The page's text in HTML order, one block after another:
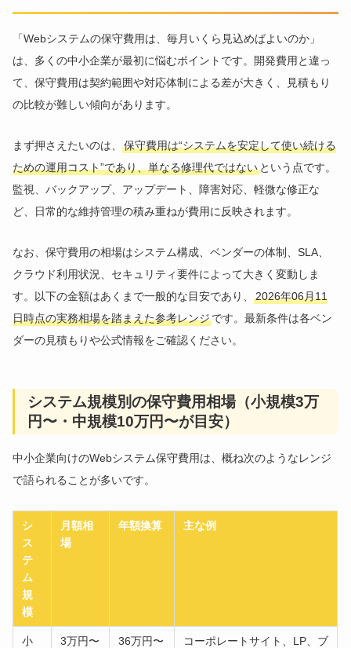
「Webシステムの保守費用は、毎月いくら見込めばよいのか」
は、多くの中小企業が最初に悩むポイントです。開発費用と違っ
て、保守費用は契約範囲や対応体制による差が大きく、見積もり
の比較が難しい傾向があります。
まず押さえたいのは、保守費用は“システムを安定して使い続ける
ための運用コスト”であり、単なる修理代ではない という点です。
監視、バックアップ、アップデート、障害対応、軽微な修正な
ど、日常的な維持管理の積み重ねが費用に反映されます。
なお、保守費用の相場はシステム構成、ベンダーの体制、SLA、
クラウド利用状況、セキュリティ要件によって大きく変動しま
す。以下の金額はあくまで一般的な目安であり、2026年06月11
日時点の実務相場を踏まえた参考レンジです。最新条件は各ベン
ダーの見積もりや公式情報をご確認ください。
システム規模別の保守費用相場（小規模3万
円〜・中規模10万円〜が目安）
中小企業向けのWebシステム保守費用は、概ね次のようなレンジ
で語られることが多いです。
シ
ス
テ
ム
規
模
月額相
場
年額換算 主な例
小
3万円〜
36万円〜
コーポレートサイト、LP、ブ